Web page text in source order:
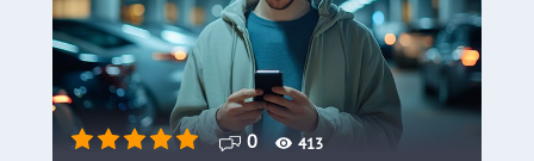
0 413